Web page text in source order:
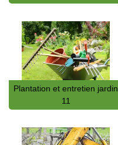
Plantation et entretien jardin
11